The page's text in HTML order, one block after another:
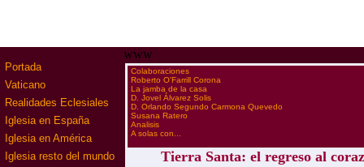
Portada
Vaticano
Realidades Eclesiales
Iglesia en España
Iglesia en América
Iglesia resto del mundo
www
·Colaboraciones
·Roberto O'Farrill Corona
·La jamba de la casa
·D. Jovel Álvarez Solis
·D. Orlando Segundo Carmona Quevedo
·Susana Ratero
·Analisis
·A solas con...
Tierra Santa: el regreso al